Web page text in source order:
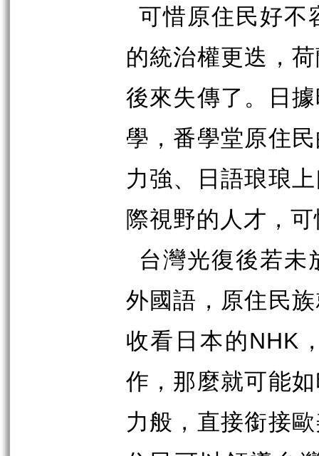
可惜原住民好不
的統治權更迭，
後來失傳了。日
學，番學堂原住
力強、日語琅琅
際視野的人才，
台灣光復後若未
外國語，原住民
收看日本的NHK
作，那麼就可能
力般，直接銜接